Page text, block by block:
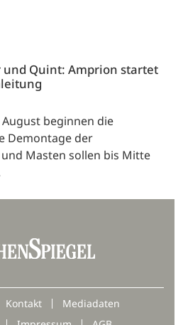
Quint: Amprion startet
beginnen die
Demontage der
Masten sollen bis Mitte
Kontakt
Mediadaten